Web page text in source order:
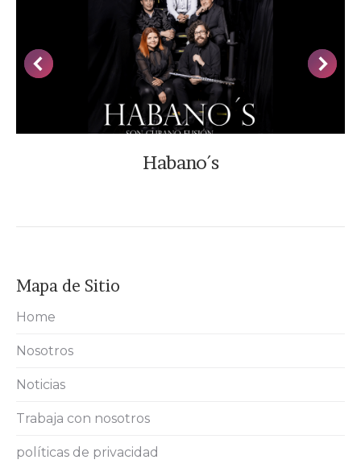
Habano´s
Mapa de Sitio
Home
Nosotros
Noticias
Trabaja con nosotros
políticas de privacidad